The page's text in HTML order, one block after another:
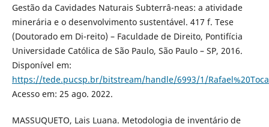
Gestão da Cavidades Naturais Subterrâ-neas: a atividade
minerária e o desenvolvimento sustentável. 417 f. Tese
(Doutorado em Di-reito) – Faculdade de Direito, Pontifícia
Universidade Católica de São Paulo, São Paulo – SP, 2016.
Disponível em:
https://tede.pucsp.br/bitstream/handle/6993/1/
Acesso em: 25 ago. 2022.
MASSUQUETO, Lais Luana. Metodologia de inventário de